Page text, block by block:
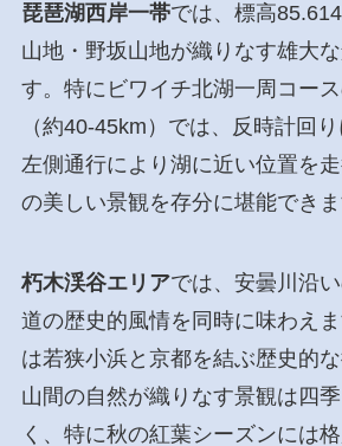
琵琶湖西岸一帯では、標高
山地・野坂山地が織りなす雄大
す。特にビワイチ北湖一周コー
（約40-45km）では、反時計回
左側通行により湖に近い位置を
の美しい景観を存分に堪能できま
朽木渓谷エリアでは、安曇川沿
道の歴史的風情を同時に味わえ
は若狭小浜と京都を結ぶ歴史的
山間の自然が織りなす景観は四
く、特に秋の紅葉シーズンには